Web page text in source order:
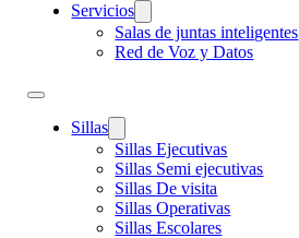
Servicios
Salas de juntas inteligentes
Red de Voz y Datos
Sillas
Sillas Ejecutivas
Sillas Semi ejecutivas
Sillas De visita
Sillas Operativas
Sillas Escolares